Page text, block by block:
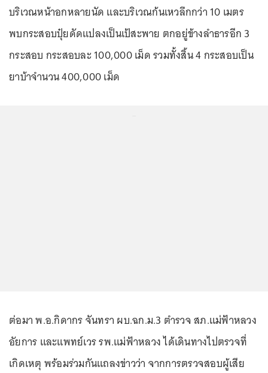
บริเวณหน้าอกหลายนัด และบริเวณก้นเหวลึกกว่า 10 เมตร
พบกระสอบปุ๋ยดัดแปลงเป็นเป้สะพาย ตกอยู่ข้างลำธารอีก 3
กระสอบ กระสอบละ 100,000 เม็ด รวมทั้งสิ้น 4 กระสอบเป็น
ยาบ้าจำนวน 400,000 เม็ด
ต่อมา พ.อ.กิดากร จันทรา ผบ.ฉก.ม.3 ตำรวจ สภ.แม่ฟ้าหลวง
อัยการ และแพทย์เวร รพ.แม่ฟ้าหลวง ได้เดินทางไปตรวจที่
เกิดเหตุ พร้อมร่วมกันแถลงข่าวว่า จากการตรวจสอบผู้เสีย